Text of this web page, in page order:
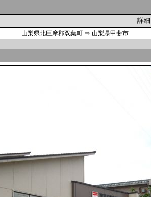
詳細
山梨県北巨摩郡双葉町 ⇒ 山梨県甲斐市